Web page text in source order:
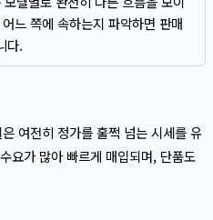
느 쪽에 속하는지 파악하면 판매
다.
여전히 정가를 훌쩍 넘는 시세를 유
요가 많아 빠르게 매입되며, 단품도